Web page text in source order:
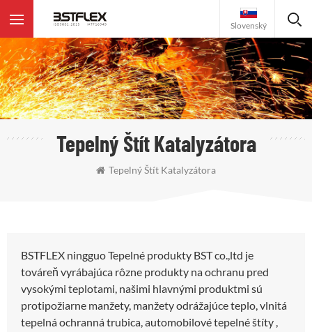
Slovenský
Tepelný Štít Katalyzátora
Tepelný Štít Katalyzátora
BSTFLEX ningguo Tepelné produkty BST co.,ltd je
továreň vyrábajúca rôzne produkty na ochranu pred
vysokými teplotami, našimi hlavnými produktmi sú
protipožiarne manžety, manžety odrážajúce teplo, vlnitá
tepelná ochranná trubica, automobilové tepelné štíty ,